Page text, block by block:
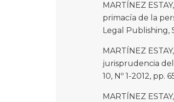
MARTÍNEZ
primacía de la
Legal Publishing,
MARTÍNEZ
jurisprudencia
10, Nº 1-2012, pp.
MARTÍNEZ